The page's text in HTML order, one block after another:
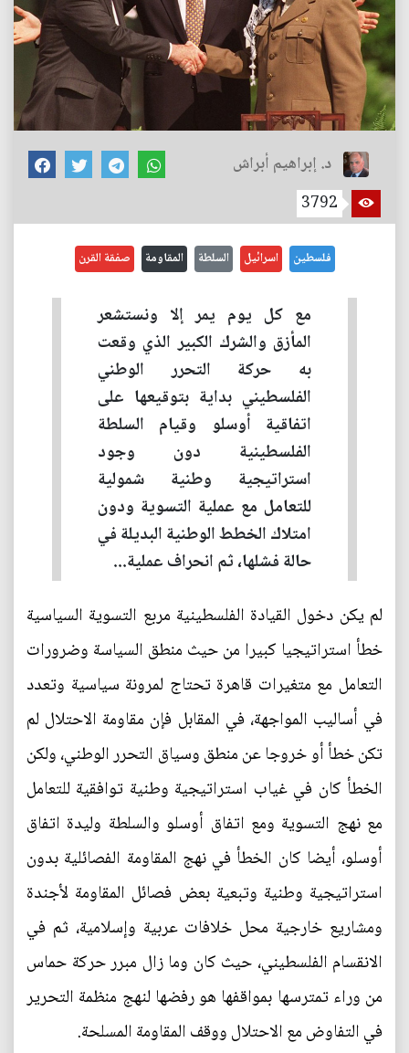
د. إبراهيم أبراش
3792
فلسطين اسرائيل السلطة المقاومة صفقة القرن
مع كل يوم يمر إلا ونستشعر
المأزق والشرك الكبير الذي وقعت
به حركة التحرر الوطني
الفلسطيني بداية بتوقيعها على
اتفاقية أوسلو وقيام السلطة
الفلسطينية دون وجود
استراتيجية وطنية شمولية
للتعامل مع عملية التسوية ودون
امتلاك الخطط الوطنية البديلة في
حالة فشلها، ثم انحراف عملية...
لم يكن دخول القيادة الفلسطينية مربع التسوية السياسية
خطأ استراتيجيا كبيرا من حيث منطق السياسة وضرورات
التعامل مع متغيرات قاهرة تحتاج لمرونة سياسية وتعدد
في أساليب المواجهة، في المقابل فإن مقاومة الاحتلال لم
تكن خطأ أو خروجا عن منطق وسياق التحرر الوطني، ولكن
الخطأ كان في غياب استراتيجية وطنية توافقية للتعامل
مع نهج التسوية ومع اتفاق أوسلو والسلطة وليدة اتفاق
أوسلو، أيضا كان الخطأ في نهج المقاومة الفصائلية بدون
استراتيجية وطنية وتبعية بعض فصائل المقاومة لأجندة
ومشاريع خارجية محل خلافات عربية وإسلامية، ثم في
الانقسام الفلسطيني، حيث كان وما زال مبرر حركة حماس
من وراء تمترسها بمواقفها هو رفضها لنهج منظمة التحرير
في التفاوض مع الاحتلال ووقف المقاومة المسلحة.